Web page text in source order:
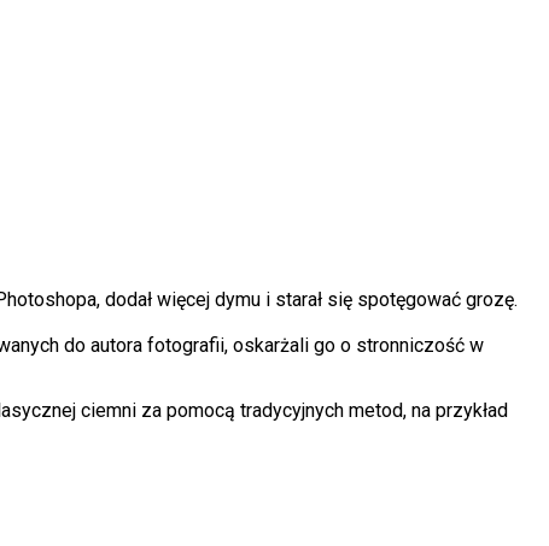
dodał więcej dymu i starał się spotęgować grozę.
do autora fotografii, oskarżali go o stronniczość w
ciemni za pomocą tradycyjnych metod, na przykład